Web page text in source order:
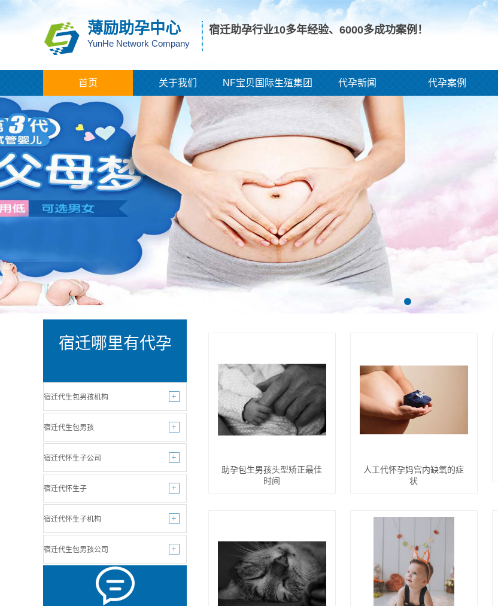
薄励助孕中心
YunHe Network Company
宿迁助孕行业10多年经验、 6000多成功案例！
首页 关于我们 NF宝贝国际生殖集团 代孕新闻 代孕案例
宿迁哪里有代孕
宿迁代生包男孩机构
宿迁代生包男孩
宿迁代怀生子公司
宿迁代怀生子
宿迁代怀生子机构
宿迁代生包男孩公司
助孕包生男孩头型矫正最佳
时间
人工代怀孕妈宫内缺氧的症
状